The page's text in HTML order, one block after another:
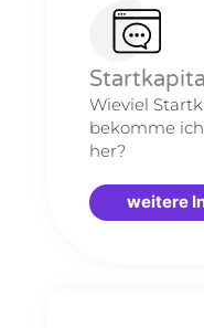
Wieviel
bekomme
her?
weitere